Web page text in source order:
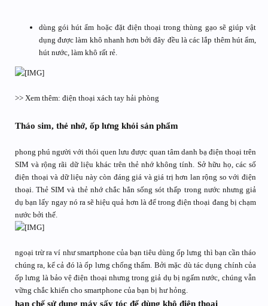
dùng gói hút ẩm hoặc đặt điện thoại trong thùng gạo sẽ giúp vật
dụng được làm khô nhanh hơn bởi đây đều là các lắp thêm hút ẩm,
hút nước, làm khô rất rẻ.
>> Xem thêm: điện thoại xách tay hải phòng
Tháo sim, thẻ nhớ, ốp lưng khỏi sản phẩm
phong phú người với thói quen lưu được quan tâm danh bạ điện thoại trên
SIM và rộng rãi dữ liệu khác trên thẻ nhớ không tính. Sở hữu họ, các số
điện thoại và dữ liệu này còn đáng giá và giá trị hơn lan rộng so với điện
thoại. Thẻ SIM và thẻ nhớ chắc hẳn sống sót thấp trong nước nhưng giả
dụ bạn lấy ngay nó ra sẽ hiệu quả hơn là để trong điện thoại đang bị chạm
nước bởi thế.
ngoại trừ ra ví như smartphone của bạn tiêu dùng ốp lưng thì bạn cần tháo
chúng ra, kể cả đó là ốp lưng chống thấm. Bởi mặc dù tác dụng chính của
ốp lưng là bảo vệ điện thoại nhưng trong giả dụ bị ngấm nước, chúng vẫn
vững chắc khiến cho smartphone của bạn bị hư hỏng.
hạn chế sử dụng máy sấy tóc để dùng khô điện thoại